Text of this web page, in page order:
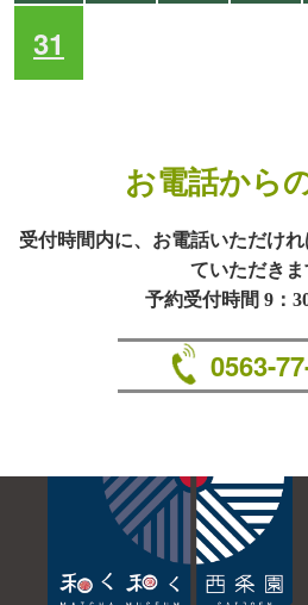
31
お電話から
受付時間内に、お電話いただけ
ていただきま
予約受付時間 9：
0563-